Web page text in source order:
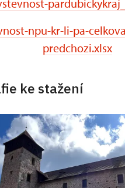
npu-kr-li-pa-
predchozi.xlsx
ke stažení